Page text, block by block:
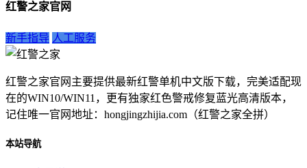
红警之家官网
新手指导 人工服务
红警之家官网主要提供最新红警单机中文版下载，完美适配现
在的WIN10/WIN11，更有独家红色警戒修复蓝光高清版本，
记住唯一官网地址：hongjingzhijia.com（红警之家全拼）
本站导航